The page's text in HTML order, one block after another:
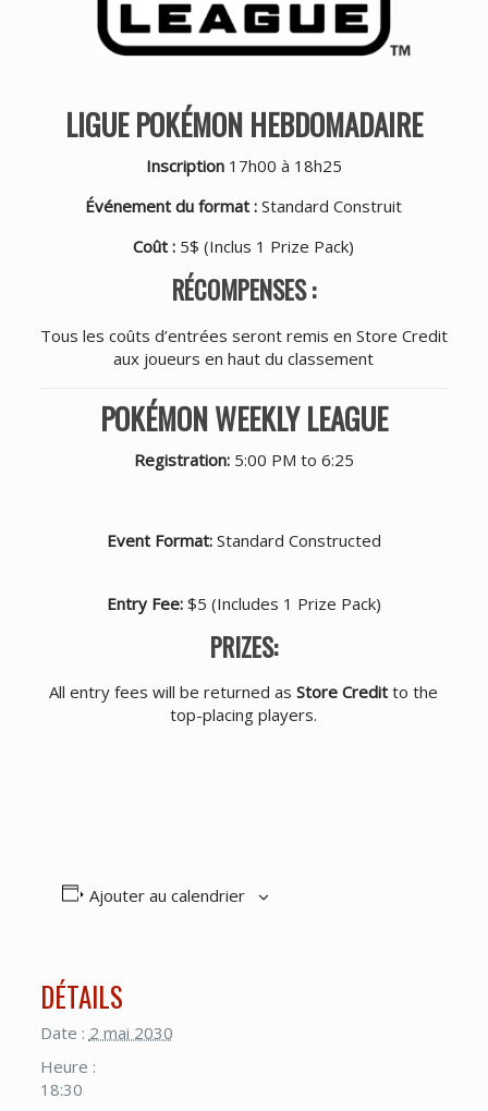
LIGUE POKÉMON HEBDOMADAIRE
Inscription 17h00 à 18h25
Événement du format :Standard Construit
Coût : 5$ (Inclus 1 Prize Pack)
RÉCOMPENSES :
Tous les coûts d’entrées seront remis en Store Credit
aux joueurs en haut du classement
POKÉMON WEEKLY LEAGUE
Registration:5:00 PM to 6:25
Event Format:Standard Constructed
Entry Fee:$5 (Includes 1 Prize Pack)
PRIZES:
All entry fees will be returned asStore Credit to the
top-placing players.
Ajouter au calendrier
DÉTAILS
Date : 2 mai 2030
Heure :
18:30